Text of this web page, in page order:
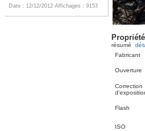
Date : 12/12/2012 Affichages : 9153
résumé
Fabricant
Ouverture
Correction
Flash
ISO